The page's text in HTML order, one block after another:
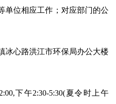
单位相应工作；对应部门的公
冰心路洪江市环保局办公大楼
下午2:30-5:30(夏令时上午